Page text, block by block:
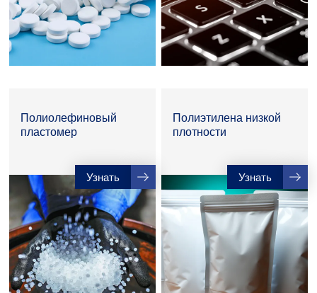
Полиолефиновый
пластомер
Узнать
Полиэтилена низкой
плотности
Узнать